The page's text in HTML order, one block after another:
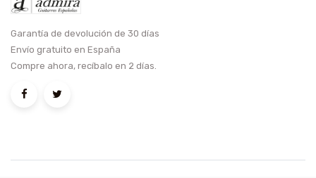
Garantía de devolución de 30 días
Envío gratuito en España
Compre ahora, recíbalo en 2 días.